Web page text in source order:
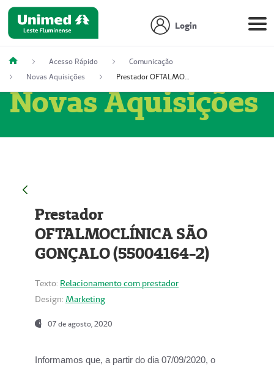
Login
Acesso Rápido
Comunicação
Novas Aquisições
Prestador OFTALMOCLÍNICA SÃO GONÇALO (55004164-2)
Novas Aquisições
Prestador
OFTALMOCLÍNICA SÃO
GONÇALO (55004164-2)
Texto: Relacionamento com prestador
Design: Marketing
07 de agosto, 2020
Informamos que, a partir do dia 07/09/2020, o